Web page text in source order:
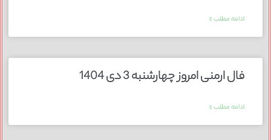
ادامه مطلب »
فال ارمنی امروز چهارشنبه 3 دی 1404
ادامه مطلب »